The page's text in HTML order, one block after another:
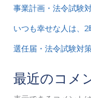
事業計画・法令試験
いつも幸せな人は、
選任届・法令試験対
最近のコメ